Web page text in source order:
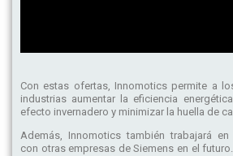
Con estas ofertas, Innomotics permite a
industrias aumentar la eficiencia
efecto invernadero y minimizar la huella de
Además, Innomotics también trabajará
con otras empresas de Siemens en el